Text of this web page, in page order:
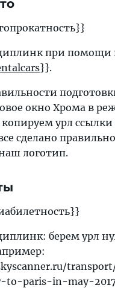
при помощи
}}.
окно Хрома в
урл ссылки
сделано
логотип.
берем урл
to-paris-in-may-